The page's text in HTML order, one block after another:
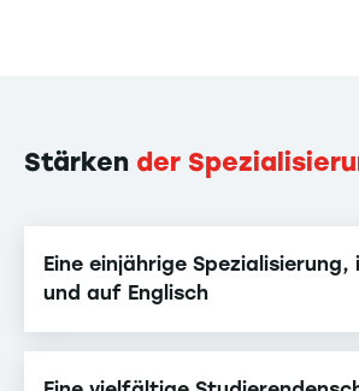
Stärken der
Eine einjährige Spezialisierung,
und auf Englisch